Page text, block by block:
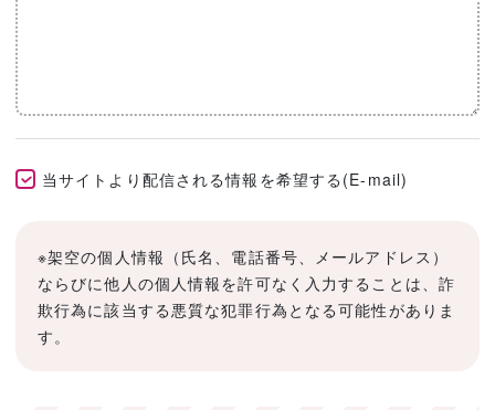
当サイトより配信される情報を希望する(E-mail)
※架空の個人情報（氏名、電話番号、メールアドレス）
ならびに他人の個人情報を許可なく入力することは、詐
欺行為に該当する悪質な犯罪行為となる可能性がありま
す。